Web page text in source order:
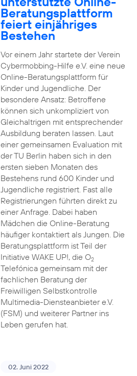
Beratungsplattform
feiert einjähriges
Bestehen
Vor einem Jahr startete der Verein
Cybermobbing-Hilfe e.V. eine neue
Online-Beratungsplattform für
Kinder und Jugendliche. Der
besondere Ansatz: Betroffene
können sich unkompliziert von
Gleichaltrigen mit entsprechender
Ausbildung beraten lassen. Laut
einer gemeinsamen Evaluation mit
der TU Berlin haben sich in den
ersten sieben Monaten des
Bestehens rund 600 Kinder und
Jugendliche registriert. Fast alle
Registrierungen führten direkt zu
einer Anfrage. Dabei haben
Mädchen die Online-Beratung
häufiger kontaktiert als Jungen. Die
Beratungsplattform ist Teil der
Initiative WAKE UP!, die O2
Telefónica gemeinsam mit der
fachlichen Beratung der
Freiwilligen Selbstkontrolle
Multimedia-Diensteanbieter e.V.
(FSM) und weiterer Partner ins
Leben gerufen hat.
02. Juni 2022